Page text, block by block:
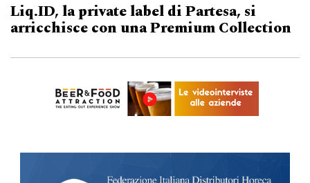
Liq.ID, la private label di Partesa, si
arricchisce con una Premium Collection